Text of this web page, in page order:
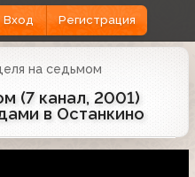
Вход Регистрация
на седьмом
(7 канал, 2001)
в Останкино